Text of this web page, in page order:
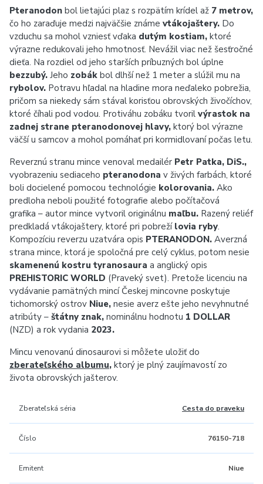
Pteranodon bol lietajúci plaz s rozpätím krídel až 7 metrov,
čo ho zaraďuje medzi najväčšie známe vtákojaštery. Do
vzduchu sa mohol vzniesť vďaka dutým kostiam, ktoré
výrazne redukovali jeho hmotnosť. Nevážil viac než šesťročné
dieťa. Na rozdiel od jeho starších príbuzných bol úplne
bezzubý. Jeho zobák bol dlhší než 1 meter a slúžil mu na
rybolov. Potravu hľadal na hladine mora neďaleko pobrežia,
pričom sa niekedy sám stával korisťou obrovských živočíchov,
ktoré číhali pod vodou. Protiváhu zobáku tvoril výrastok na
zadnej strane pteranodonovej hlavy, ktorý bol výrazne
väčší u samcov a mohol pomáhať pri kormidlovaní počas letu.
Reverznú stranu mince venoval medailér Petr Patka, DiS.,
vyobrazeniu sediaceho pteranodona v živých farbách, ktoré
boli docielené pomocou technológie kolorovania. Ako
predloha neboli použité fotografie alebo počítačová
grafika – autor mince vytvoril originálnu maľbu. Razený reliéf
predkladá vtákojaštery, ktoré pri pobreží lovia ryby.
Kompozíciu reverzu uzatvára opis PTERANODON. Averzná
strana mince, ktorá je spoločná pre celý cyklus, potom nesie
skamenenú kostru tyranosaura a anglický opis
PREHISTORIC WORLD (Praveký svet). Pretože licenciu na
vydávanie pamätných mincí Českej mincovne poskytuje
tichomorský ostrov Niue, nesie averz ešte jeho nevyhnutné
atribúty – štátny znak, nominálnu hodnotu 1 DOLLAR
(NZD) a rok vydania 2023.
Mincu venovanú dinosaurovi si môžete uložiť do
zberateľského albumu, ktorý je plný zaujímavostí zo
života obrovských jašterov.
Zberateľská séria Cesta do praveku
Číslo 76150-718
Emitent Niue